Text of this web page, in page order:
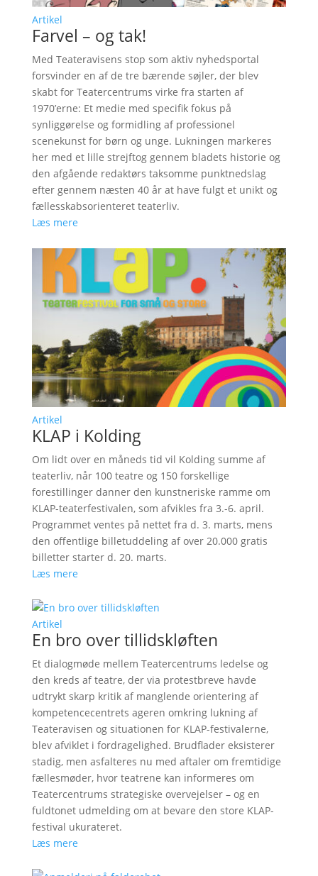
Artikel
Farvel – og tak!
Med Teateravisens stop som aktiv nyhedsportal
forsvinder en af de tre bærende søjler, der blev
skabt for Teatercentrums virke fra starten af
1970’erne: Et medie med specifik fokus på
synliggørelse og formidling af professionel
scenekunst for børn og unge. Lukningen markeres
her med et lille strejftog gennem bladets historie og
den afgående redaktørs taksomme punktnedslag
efter gennem næsten 40 år at have fulgt et unikt og
fællesskabsorienteret teaterliv.
Læs mere
Artikel
KLAP i Kolding
Om lidt over en måneds tid vil Kolding summe af
teaterliv, når 100 teatre og 150 forskellige
forestillinger danner den kunstneriske ramme om
KLAP-teaterfestivalen, som afvikles fra 3.-6. april.
Programmet ventes på nettet fra d. 3. marts, mens
den offentlige billetuddeling af over 20.000 gratis
billetter starter d. 20. marts.
Læs mere
Artikel
En bro over tillidskløften
Et dialogmøde mellem Teatercentrums ledelse og
den kreds af teatre, der via protestbreve havde
udtrykt skarp kritik af manglende orientering af
kompetencecentrets ageren omkring lukning af
Teateravisen og situationen for KLAP-festivalerne,
blev afviklet i fordragelighed. Brudflader eksisterer
stadig, men asfalteres nu med aftaler om fremtidige
fællesmøder, hvor teatrene kan informeres om
Teatercentrums strategiske overvejelser – og en
fuldtonet udmelding om at bevare den store KLAP-
festival ukurateret.
Læs mere